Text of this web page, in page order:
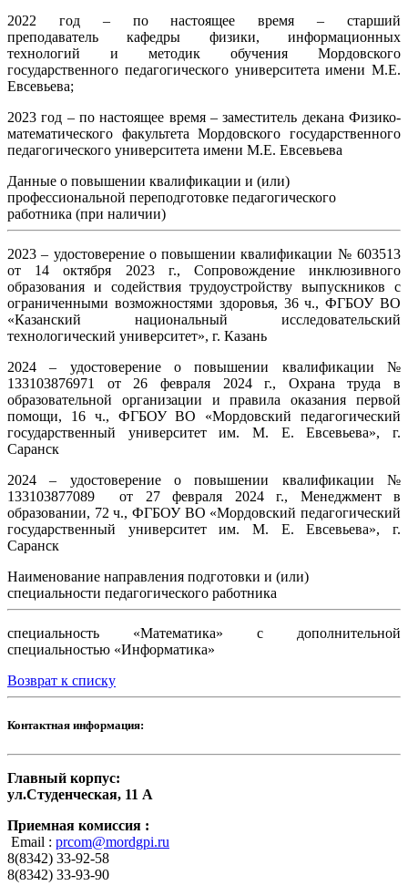
2022 год – по настоящее время – старший
преподаватель кафедры физики, информационных
технологий и методик обучения Мордовского
государственного педагогического университета имени М.Е.
Евсевьева;
2023 год – по настоящее время – заместитель декана Физико-
математического факультета Мордовского государственного
педагогического университета имени М.Е. Евсевьева
Данные о повышении квалификации и (или)
профессиональной переподготовке педагогического
работника (при наличии)
2023 – удостоверение о повышении квалификации № 603513
от 14 октября 2023 г., Сопровождение инклюзивного
образования и содействия трудоустройству выпускников с
ограниченными возможностями здоровья, 36 ч., ФГБОУ ВО
«Казанский национальный исследовательский
технологический университет», г. Казань
2024 – удостоверение о повышении квалификации №
133103876971 от 26 февраля 2024 г., Охрана труда в
образовательной организации и правила оказания первой
помощи, 16 ч., ФГБОУ ВО «Мордовский педагогический
государственный университет им. М. Е. Евсевьева», г.
Саранск
2024 – удостоверение о повышении квалификации №
133103877089 от 27 февраля 2024 г., Менеджмент в
образовании, 72 ч., ФГБОУ ВО «Мордовский педагогический
государственный университет им. М. Е. Евсевьева», г.
Саранск
Наименование направления подготовки и (или)
специальности педагогического работника
специальность «Математика» с дополнительной
специальностью «Информатика»
Возврат к списку
Контактная информация:
Главный корпус:
ул.Студенческая, 11 А
Приемная комиссия :
Email : prcom@mordgpi.ru
8(8342) 33-92-58
8(8342) 33-93-90